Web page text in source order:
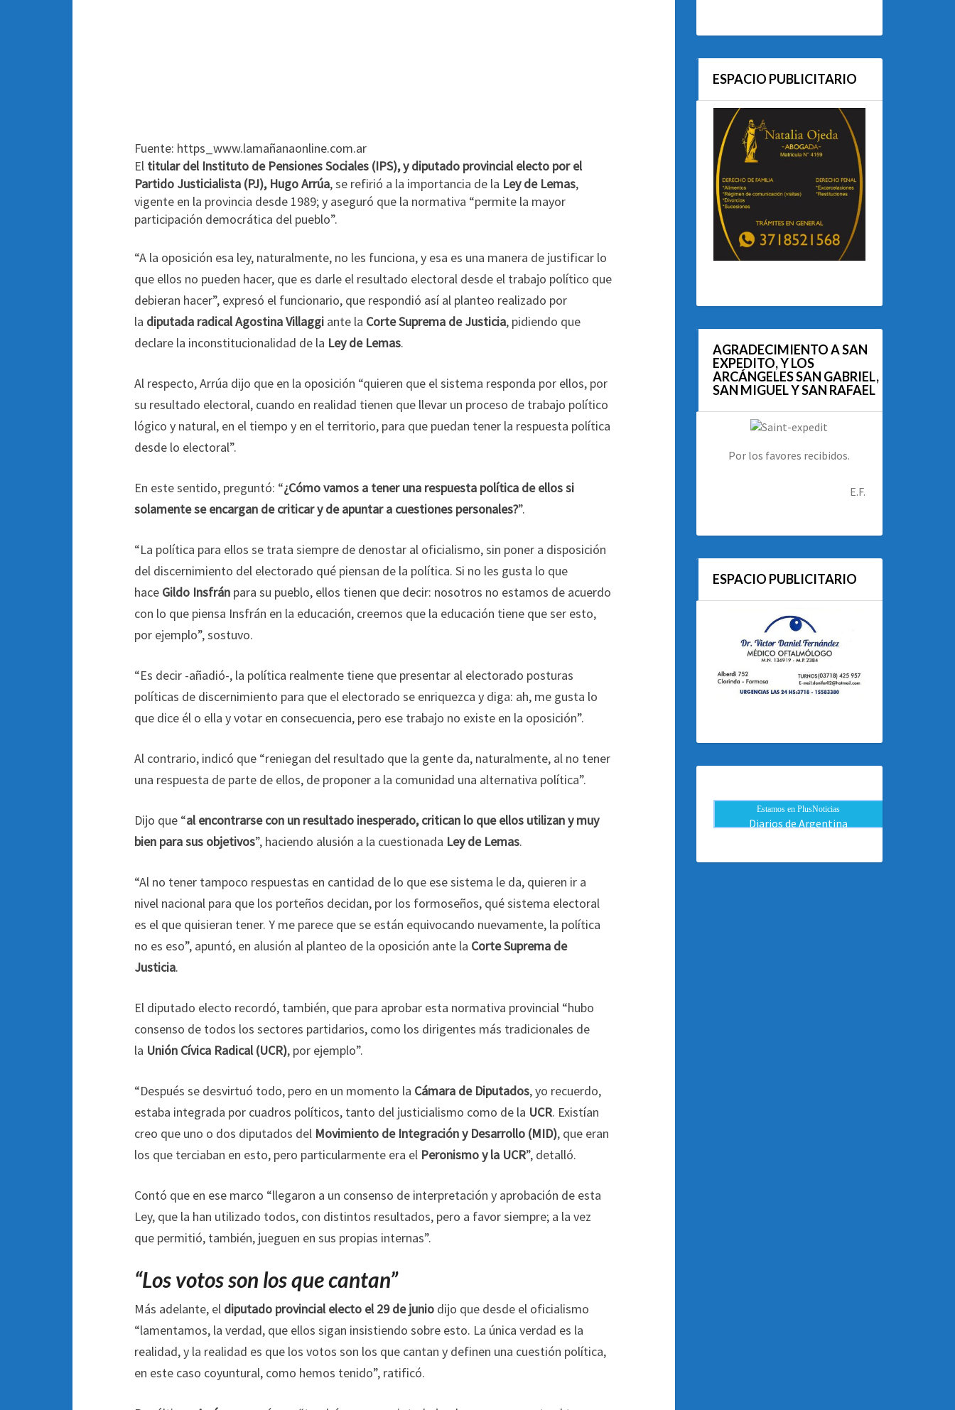
Fuente: https_www.lamañanaonline.com.ar
El titular del Instituto de Pensiones Sociales (IPS), y diputado provincial electo por el
Partido Justicialista (PJ), Hugo Arrúa, se refirió a la importancia de la Ley de Lemas,
vigente en la provincia desde 1989; y aseguró que la normativa “permite la mayor
participación democrática del pueblo”.
“A la oposición esa ley, naturalmente, no les funciona, y esa es una manera de justificar lo
que ellos no pueden hacer, que es darle el resultado electoral desde el trabajo político que
debieran hacer”, expresó el funcionario, que respondió así al planteo realizado por
la diputada radical Agostina Villaggi ante la Corte Suprema de Justicia, pidiendo que
declare la inconstitucionalidad de la Ley de Lemas.
Al respecto, Arrúa dijo que en la oposición “quieren que el sistema responda por ellos, por
su resultado electoral, cuando en realidad tienen que llevar un proceso de trabajo político
lógico y natural, en el tiempo y en el territorio, para que puedan tener la respuesta política
desde lo electoral”.
En este sentido, preguntó: “¿Cómo vamos a tener una respuesta política de ellos si
solamente se encargan de criticar y de apuntar a cuestiones personales?”.
“La política para ellos se trata siempre de denostar al oficialismo, sin poner a disposición
del discernimiento del electorado qué piensan de la política. Si no les gusta lo que
hace Gildo Insfrán para su pueblo, ellos tienen que decir: nosotros no estamos de acuerdo
con lo que piensa Insfrán en la educación, creemos que la educación tiene que ser esto,
por ejemplo”, sostuvo.
“Es decir -añadió-, la política realmente tiene que presentar al electorado posturas
políticas de discernimiento para que el electorado se enriquezca y diga: ah, me gusta lo
que dice él o ella y votar en consecuencia, pero ese trabajo no existe en la oposición”.
Al contrario, indicó que “reniegan del resultado que la gente da, naturalmente, al no tener
una respuesta de parte de ellos, de proponer a la comunidad una alternativa política”.
Dijo que “al encontrarse con un resultado inesperado, critican lo que ellos utilizan y muy
bien para sus objetivos”, haciendo alusión a la cuestionada Ley de Lemas.
“Al no tener tampoco respuestas en cantidad de lo que ese sistema le da, quieren ir a
nivel nacional para que los porteños decidan, por los formoseños, qué sistema electoral
es el que quisieran tener. Y me parece que se están equivocando nuevamente, la política
no es eso”, apuntó, en alusión al planteo de la oposición ante la Corte Suprema de
Justicia.
El diputado electo recordó, también, que para aprobar esta normativa provincial “hubo
consenso de todos los sectores partidarios, como los dirigentes más tradicionales de
la Unión Cívica Radical (UCR), por ejemplo”.
“Después se desvirtuó todo, pero en un momento la Cámara de Diputados, yo recuerdo,
estaba integrada por cuadros políticos, tanto del justicialismo como de la UCR. Existían
creo que uno o dos diputados del Movimiento de Integración y Desarrollo (MID), que eran
los que terciaban en esto, pero particularmente era el Peronismo y la UCR”, detalló.
Contó que en ese marco “llegaron a un consenso de interpretación y aprobación de esta
Ley, que la han utilizado todos, con distintos resultados, pero a favor siempre; a la vez
que permitió, también, jueguen en sus propias internas”.
“Los votos son los que cantan”
Más adelante, el diputado provincial electo el 29 de junio dijo que desde el oficialismo
“lamentamos, la verdad, que ellos sigan insistiendo sobre esto. La única verdad es la
realidad, y la realidad es que los votos son los que cantan y definen una cuestión política,
en este caso coyuntural, como hemos tenido”, ratificó.
ESPACIO PUBLICITARIO
AGRADECIMIENTO A SAN
EXPEDITO, Y LOS
ARCÁNGELES SAN GABRIEL,
SAN MIGUEL Y SAN RAFAEL
Por los favores recibidos.
E.F.
ESPACIO PUBLICITARIO
Estamos en PlusNoticias
Diarios de Argentina